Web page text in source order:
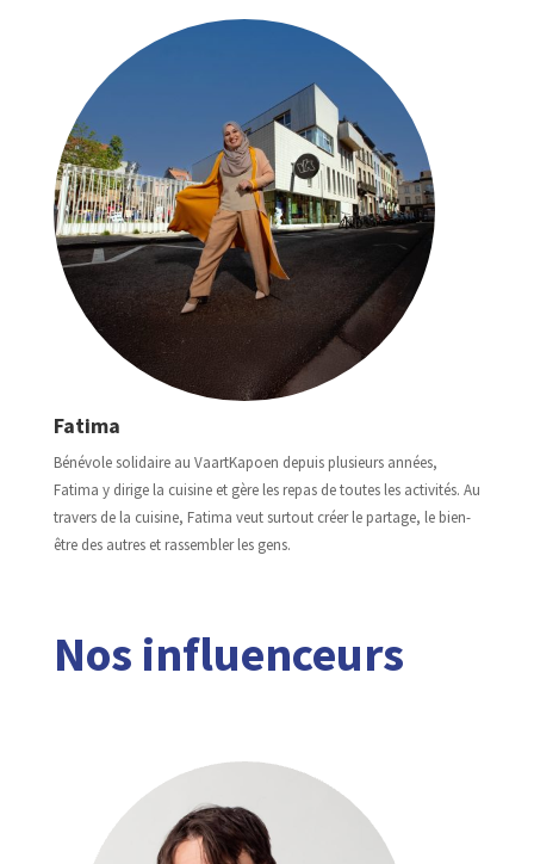
Fatima
Bénévole solidaire au VaartKapoen depuis plusieurs années,
Fatima y dirige la cuisine et gère les repas de toutes les activités. Au
travers de la cuisine, Fatima veut surtout créer le partage, le bien-
être des autres et rassembler les gens.
Nos influenceurs